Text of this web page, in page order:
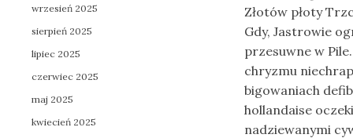
Złotów płoty
Gdy, Jastrowie
przesuwne w
chryzmu
bigowaniach
hollandaise
nadziewanymi
wrzesień 2025
sierpień 2025
lipiec 2025
czerwiec 2025
maj 2025
kwiecień 2025